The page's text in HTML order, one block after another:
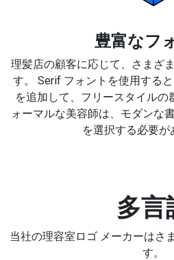
豊富なフ
理髪店の顧客に応じて、さまざ
す。 Serif フォントを使用する
を追加して、フリースタイルの
ォーマルな美容師は、モダンな
を選択する必要が
多言
当社の理容室ロゴ メーカーはさ
す。